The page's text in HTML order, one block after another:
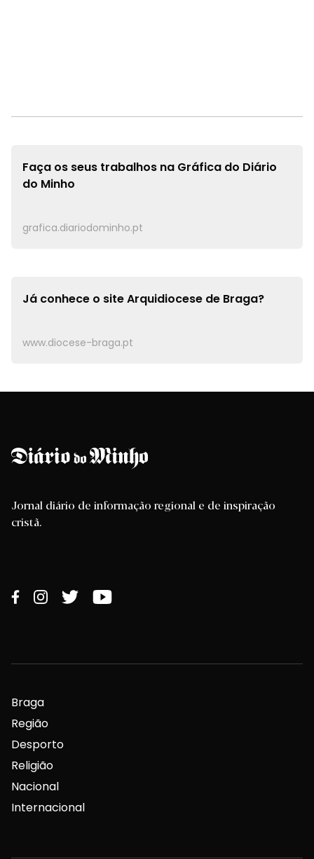
Faça os seus trabalhos na Gráfica do Diário
do Minho
grafica.diariodominho.pt
Já conhece o siteArquidiocese de Braga?
www.diocese-braga.pt
Jornal diário de informação regional e de inspiração
cristã.
Braga
Região
Desporto
Religião
Nacional
Internacional